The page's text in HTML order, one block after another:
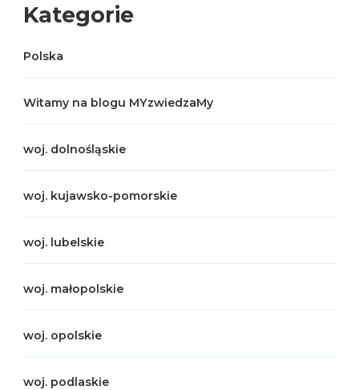
Kategorie
Polska
Witamy na blogu MYzwiedzaMy
woj. dolnośląskie
woj. kujawsko-pomorskie
woj. lubelskie
woj. małopolskie
woj. opolskie
woj. podlaskie